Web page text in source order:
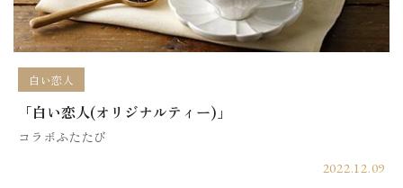
白い恋人
「白い恋人(オリジナルティー)」
コラボふたたび
2022.12.09